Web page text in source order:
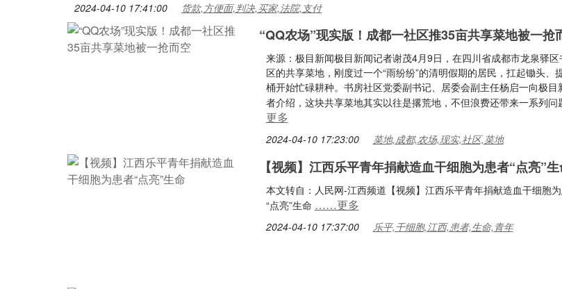
2024-04-10 17:41:00 货款,方便面,判决,买家,法院,支付
“QQ农场”现实版！成都一社区推35亩共享菜地被一抢
来源：极目新闻极目新闻记者谢茂4月9日，在四川省成都市龙泉驿区
区的共享菜地，刚度过一个“雨纷纷”的清明假期的居民，扛起锄头、
桶开始忙碌耕种。书房社区党委副书记、居委会副主任杨启一向极目
者介绍，这块共享菜地其实以往是撂荒地，不但浪费还带来一系列问
更多
2024-04-10 17:23:00 菜地,成都,农场,现实,社区,菜地
【视频】江西乐平青年捐献造血干细胞为患者“点亮”
本文转自：人民网-江西频道【视频】江西乐平青年捐献造血干细胞
“点亮”生命 ……更多
2024-04-10 17:37:00 乐平,干细胞,江西,患者,生命,青年